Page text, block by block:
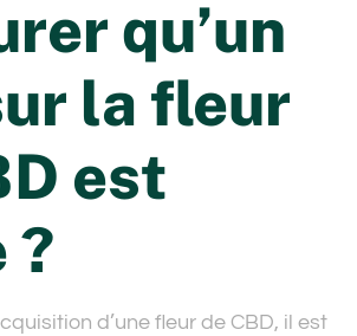
qu’un
la fleur
est
?
d’une fleur de CBD, il est